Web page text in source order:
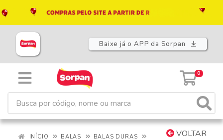
Baixe já o APP da Sorpan
0
VOLTAR
INÍCIO BALAS
BALAS DURAS